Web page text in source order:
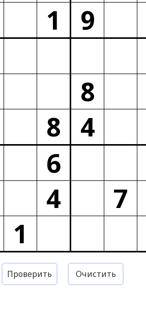
1
9
8
8
4
6
4
7
1
Проверить Очистить